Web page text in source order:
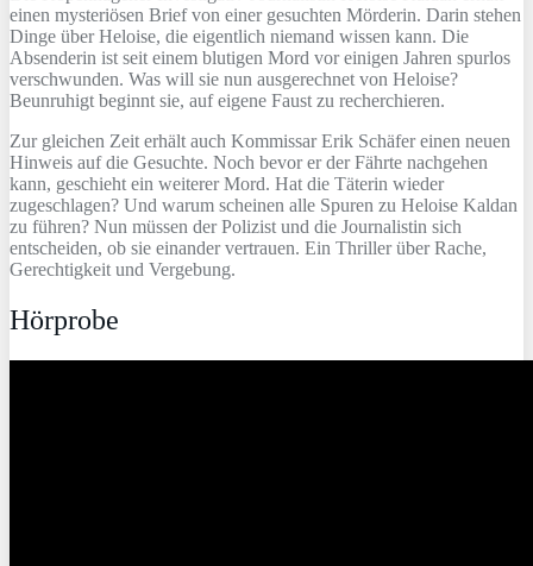
einen mysteriösen Brief von einer gesuchten Mörderin. Darin stehen
Dinge über Heloise, die eigentlich niemand wissen kann. Die
Absenderin ist seit einem blutigen Mord vor einigen Jahren spurlos
verschwunden. Was will sie nun ausgerechnet von Heloise?
Beunruhigt beginnt sie, auf eigene Faust zu recherchieren.
Zur gleichen Zeit erhält auch Kommissar Erik Schäfer einen neuen
Hinweis auf die Gesuchte. Noch bevor er der Fährte nachgehen
kann, geschieht ein weiterer Mord. Hat die Täterin wieder
zugeschlagen? Und warum scheinen alle Spuren zu Heloise Kaldan
zu führen? Nun müssen der Polizist und die Journalistin sich
entscheiden, ob sie einander vertrauen. Ein Thriller über Rache,
Gerechtigkeit und Vergebung.
Hörprobe